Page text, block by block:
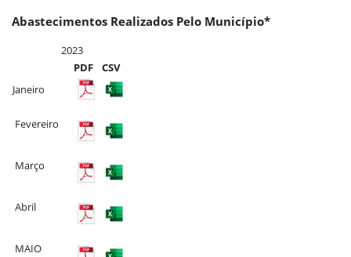
Abastecimentos Realizados Pelo Município*
2023
PDF
CSV
Janeiro
Fevereiro
Março
Abril
MAIO